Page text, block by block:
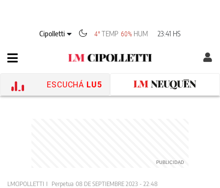
Cipolletti 4° TEMP 60% HUM 23:41 HS
ESCUCHÁ LU5
LMCIPOLLETTI Perpetua 08 DE SEPTIEMBRE 2023 - 22:48